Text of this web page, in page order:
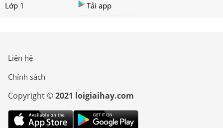
Lớp 1
Tải app
Liên hệ
Chính sách
Copyright ©2021 loigiaihay.com